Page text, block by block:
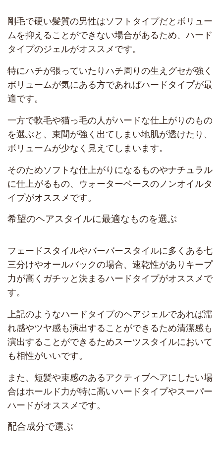
剛毛で硬い髪質の男性はソフトタイプだとボリュー
ムを抑えることができない場合があるため、ハード
タイプのジェルがオススメです。
特にハチが張っていたりハチ周りの生えグセが強く
ボリュームが気にある方であればハードタイプが最
適です。
一方で軟毛や猫っ毛の人がハードな仕上がりのもの
を選ぶと、束間が強く出てしまい地肌が透けたり、
ボリュームが少なく見えてしまいます。
そのためソフトな仕上がりになるものやナチュラル
に仕上がるもの、ウォーターベースのノンオイルタ
イプがオススメです。
希望のヘアスタイルに最適なものを選ぶ
フェードスタイルやバーバースタイルに多くある七
三分けやオールバックの場合、速乾性がありキープ
力が高くガチッと決まるハードタイプがオススメで
す。
上記のようなハードタイプのヘアジェルであれば濡
れ感やツヤ感も演出することができるため清潔感も
演出することができるためスーツスタイルにおいて
も相性がいいです。
また、短髪や束感のあるアクティブヘアにしたい場
合はホールド力が特に高いハードタイプやスーパー
ハードがオススメです。
配合成分で選ぶ